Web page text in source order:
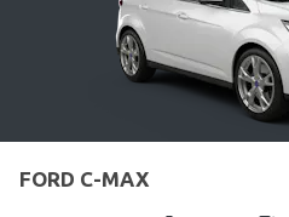
FORD C-MAX